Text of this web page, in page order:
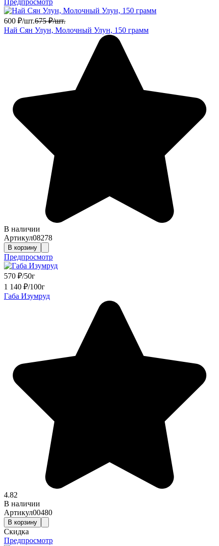
600 ₽/шт.675 ₽/шт.
Най Сян Улун, Молочный Улун, 150 грамм
В наличии
Артикул08278
В корзину
Предпросмотр
570 ₽/50г
1 140 ₽/100г
Габа Изумруд
4.82
В наличии
Артикул00480
В корзину
Скидка
Предпросмотр